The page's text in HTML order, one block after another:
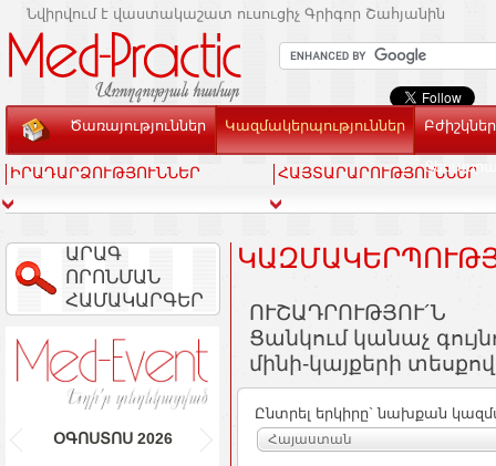
Նվիրվում է վաստակաշատ ուսուցիչ Գրիգոր Շահյանին
Ծառայություններ Կազմակերպություններ Բժիշկներ
ԻՐԱԴԱՐՁՈՒԹՅՈՒՆՆԵՐ ՀԱՅՏԱՐԱՐՈՒԹՅՈՒՆՆԵՐ
ԱՐԱԳ
ՈՐՈՆՄԱՆ
ՀԱՄԱԿԱՐԳԵՐ
ՕԳՈՍՏՈՍ 2026
ՈՒՇԱԴՐՈՒԹՅՈՒ´Ն
Ցանկում կանաչ
մինի-կայքերի
Ընտրել երկիրը` նախքան
Հայաստան